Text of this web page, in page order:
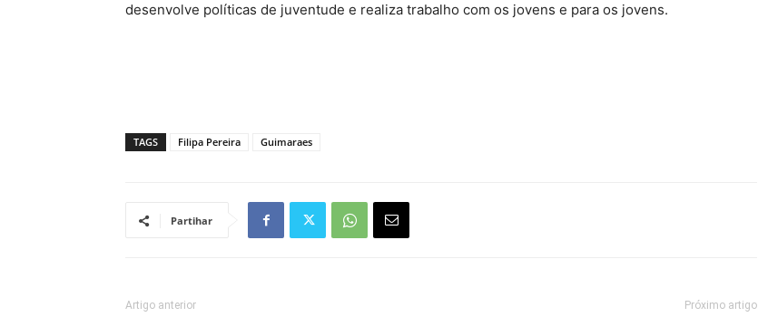
desenvolve políticas de juventude e realiza trabalho com os jovens e para os jovens.
TAGS Filipa Pereira Guimaraes
Partihar
Artigo anterior Próximo artigo